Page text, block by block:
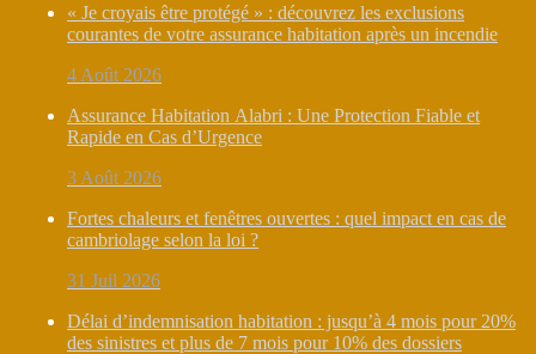
« Je croyais être protégé » : découvrez les exclusions
courantes de votre assurance habitation après un incendie
4 Août 2026
Assurance Habitation Alabri : Une Protection Fiable et
Rapide en Cas d’Urgence
3 Août 2026
Fortes chaleurs et fenêtres ouvertes : quel impact en cas de
cambriolage selon la loi ?
31 Juil 2026
Délai d’indemnisation habitation : jusqu’à 4 mois pour 20%
des sinistres et plus de 7 mois pour 10% des dossiers